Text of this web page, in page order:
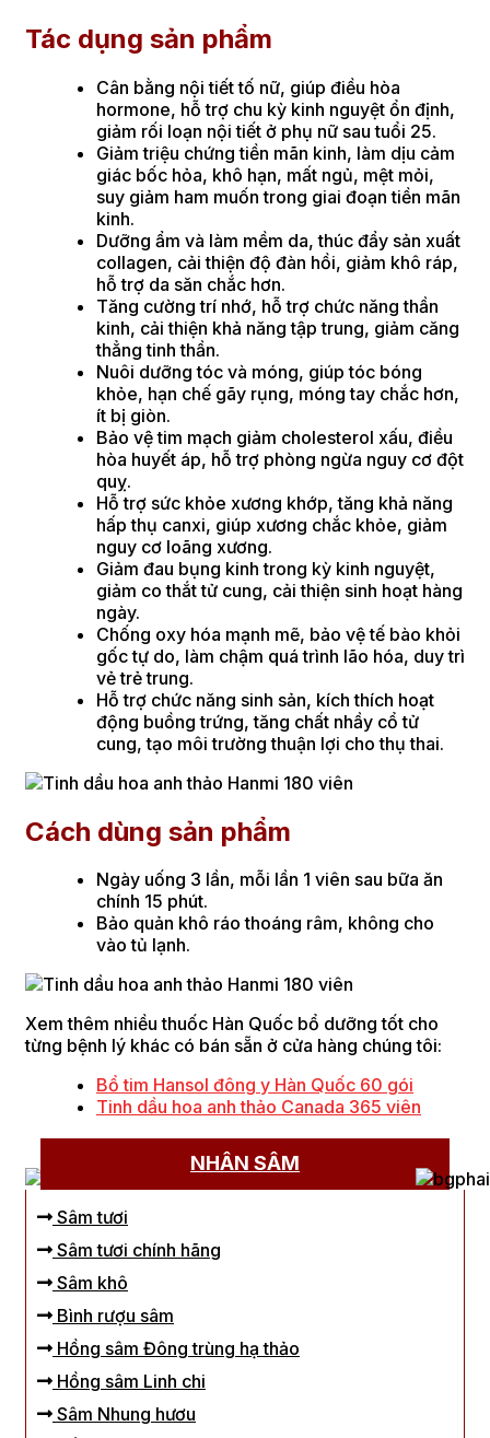
Tác dụng sản phẩm
Cân bằng nội tiết tố nữ, giúp điều hòa
hormone, hỗ trợ chu kỳ kinh nguyệt ổn định,
giảm rối loạn nội tiết ở phụ nữ sau tuổi 25.
Giảm triệu chứng tiền mãn kinh, làm dịu cảm
giác bốc hỏa, khô hạn, mất ngủ, mệt mỏi,
suy giảm ham muốn trong giai đoạn tiền mãn
kinh.
Dưỡng ẩm và làm mềm da, thúc đẩy sản xuất
collagen, cải thiện độ đàn hồi, giảm khô ráp,
hỗ trợ da săn chắc hơn.
Tăng cường trí nhớ, hỗ trợ chức năng thần
kinh, cải thiện khả năng tập trung, giảm căng
thẳng tinh thần.
Nuôi dưỡng tóc và móng, giúp tóc bóng
khỏe, hạn chế gãy rụng, móng tay chắc hơn,
ít bị giòn.
Bảo vệ tim mạch giảm cholesterol xấu, điều
hòa huyết áp, hỗ trợ phòng ngừa nguy cơ đột
quỵ.
Hỗ trợ sức khỏe xương khớp, tăng khả năng
hấp thụ canxi, giúp xương chắc khỏe, giảm
nguy cơ loãng xương.
Giảm đau bụng kinh trong kỳ kinh nguyệt,
giảm co thắt tử cung, cải thiện sinh hoạt hàng
ngày.
Chống oxy hóa mạnh mẽ, bảo vệ tế bào khỏi
gốc tự do, làm chậm quá trình lão hóa, duy trì
vẻ trẻ trung.
Hỗ trợ chức năng sinh sản, kích thích hoạt
động buồng trứng, tăng chất nhầy cổ tử
cung, tạo môi trường thuận lợi cho thụ thai.
Cách dùng sản phẩm
Ngày uống 3 lần, mỗi lần 1 viên sau bữa ăn
chính 15 phút.
Bảo quản khô ráo thoáng râm, không cho
vào tủ lạnh.
Xem thêm nhiều thuốc Hàn Quốc bổ dưỡng tốt cho
từng bệnh lý khác có bán sẵn ở cửa hàng chúng tôi:
Bổ tim Hansol đông y Hàn Quốc 60 gói
Tinh dầu hoa anh thảo Canada 365 viên
NHÂN SÂM
Sâm tươi
Sâm tươi chính hãng
Sâm khô
Bình rượu sâm
Hồng sâm Đông trùng hạ thảo
Hồng sâm Linh chi
Sâm Nhung hươu